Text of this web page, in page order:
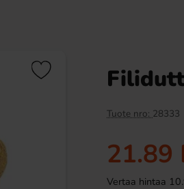
Tuote nro: 28333
21.89
Vertaa hintaa